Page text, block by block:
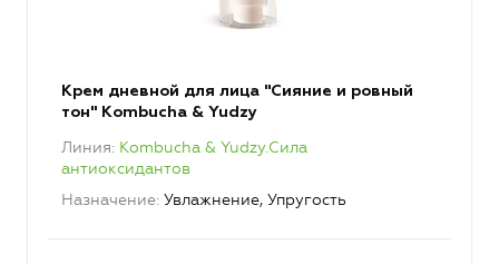
Крем дневной для лица "Сияние и ровный
тон" Kombucha & Yudzy
Линия Kombucha & Yudzy.Сила
антиоксидантов
Назначение Увлажнение, Упругость